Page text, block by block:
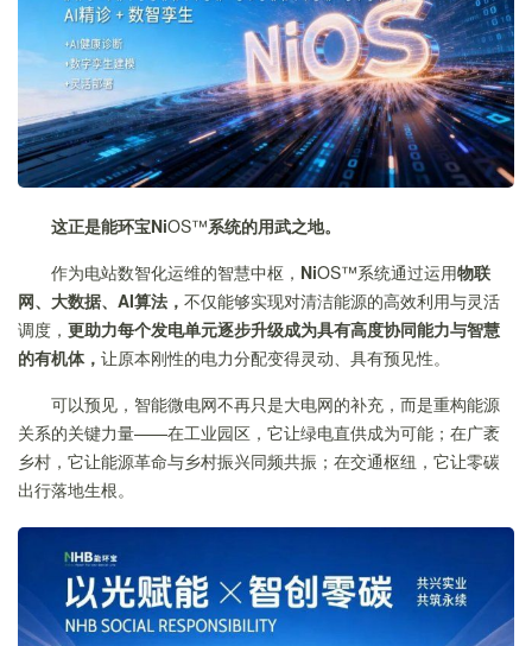
这正是能环宝NiOS™系统的用武之地。
作为电站数智化运维的智慧中枢， NiOS™系统通过运用物联
网、大数据、AI算法， 不仅能够实现对清洁能源的高效利用与灵活
调度， 更助力每个发电单元逐步升级成为具有高度协同能力与智慧
的有机体， 让原本刚性的电力分配变得灵动、具有预见性。
可以预见，智能微电网不再只是大电网的补充，而是重构能源
关系的关键力量——在工业园区，它让绿电直供成为可能；在广袤
乡村，它让能源革命与乡村振兴同频共振；在交通枢纽，它让零碳
出行落地生根。